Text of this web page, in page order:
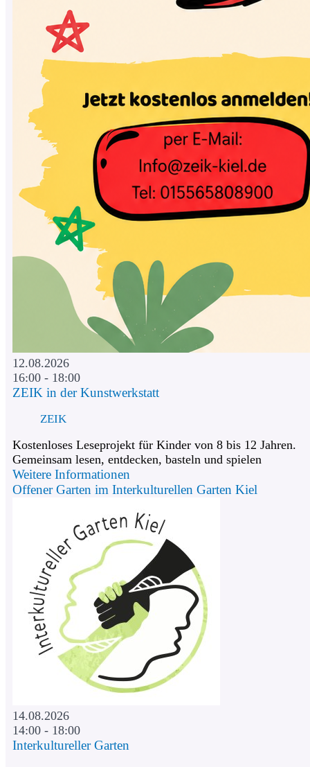
12.08.2026
16:00 - 18:00
ZEIK in der Kunstwerkstatt
ZEIK
Kostenloses Leseprojekt für Kinder von 8 bis 12 Jahren.
Gemeinsam lesen, entdecken, basteln und spielen
Weitere Informationen
Offener Garten im Interkulturellen Garten Kiel
14.08.2026
14:00 - 18:00
Interkultureller Garten